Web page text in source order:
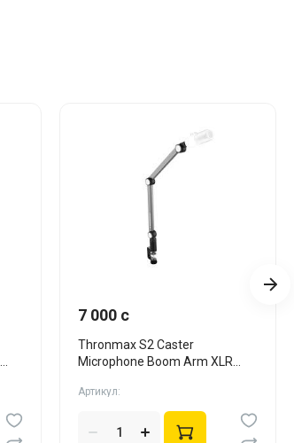
7 000 c
Thronmax S2 Caster
Microphone Boom Arm XLR
Артикул: